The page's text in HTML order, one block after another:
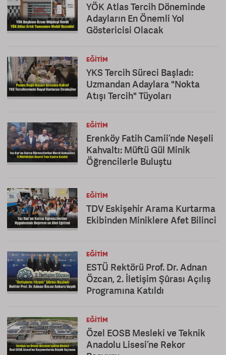
YÖK Atlas Tercih Döneminde
Adayların En Önemli Yol
Göstericisi Olacak
EĞITIM
YKS Tercih Süreci Başladı:
Uzmandan Adaylara "Nokta
Atışı Tercih" Tüyoları
EĞITIM
Erenköy Fatih Camii’nde Neşeli
Kahvaltı: Müftü Gül Minik
Öğrencilerle Buluştu
EĞITIM
TDV Eskişehir Arama Kurtarma
Ekibinden Miniklere Afet Bilinci
EĞITIM
ESTÜ Rektörü Prof. Dr. Adnan
Özcan, 2. İletişim Şûrası Açılış
Programına Katıldı
EĞITIM
Özel EOSB Mesleki ve Teknik
Anadolu Lisesi’ne Rekor